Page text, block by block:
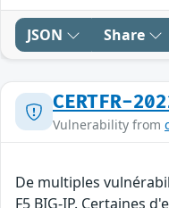
JSON Share
CERTFR-
Vulnerability from
De multiples
F5 BIG-IP. Certaines